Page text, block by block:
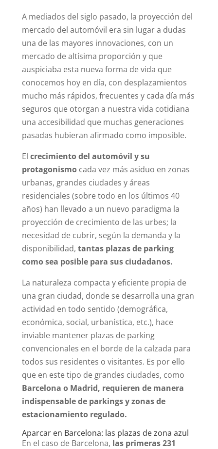
A mediados del siglo pasado, la proyección del
mercado del automóvil era sin lugar a dudas
una de las mayores innovaciones, con un
mercado de altísima proporción y que
auspiciaba esta nueva forma de vida que
conocemos hoy en día, con desplazamientos
mucho más rápidos, frecuentes y cada día más
seguros que otorgan a nuestra vida cotidiana
una accesibilidad que muchas generaciones
pasadas hubieran afirmado como imposible.
El crecimiento del automóvil y su
protagonismocada vez más asiduo en zonas
urbanas, grandes ciudades y áreas
residenciales (sobre todo en los últimos 40
años) han llevado a un nuevo paradigma la
proyección de crecimiento de las urbes; la
necesidad de cubrir, según la demanda y la
disponibilidad, tantas plazas de parking
como sea posible para sus ciudadanos.
La naturaleza compacta y eficiente propia de
una gran ciudad, donde se desarrolla una gran
actividad en todo sentido (demográfica,
económica, social, urbanística, etc.), hace
inviable mantener plazas de parking
convencionales en el borde de la calzada para
todos sus residentes o visitantes. Es por ello
que en este tipo de grandes ciudades, como
Barcelona o Madrid, requieren de manera
indispensable de parkings y zonas de
estacionamiento regulado.
Aparcar en Barcelona: las plazas de zona azul
En el caso de Barcelona, las primeras 231